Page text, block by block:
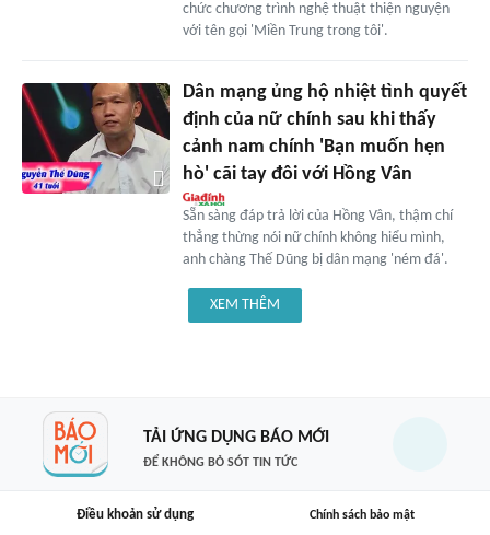
chức chương trình nghệ thuật thiện nguyện
với tên gọi 'Miền Trung trong tôi'.
Dân mạng ủng hộ nhiệt tình quyết
định của nữ chính sau khi thấy
cảnh nam chính 'Bạn muốn hẹn
hò' cãi tay đôi với Hồng Vân
Sẵn sàng đáp trả lời của Hồng Vân, thậm chí
thẳng thừng nói nữ chính không hiểu mình,
anh chàng Thế Dũng bị dân mạng 'ném đá'.
XEM THÊM
TẢI ỨNG DỤNG BÁO MỚI
ĐỂ KHÔNG BỎ SÓT TIN TỨC
Điều khoản sử dụng Chính sách bảo mật